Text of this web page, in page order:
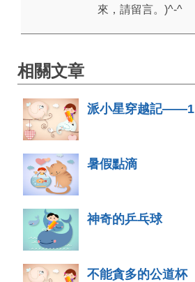
來，請留言。)^-^
相關文章
派小星穿越記——1
暑假點滴
神奇的乒乓球
不能貪多的公道杯